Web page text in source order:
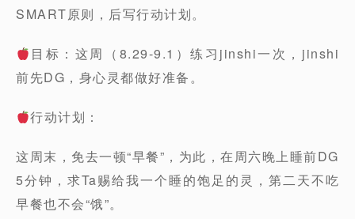
SMART原则，后写行动计划。
目标：这周（8.29-9.1）练习jinshi一次，jinshi
前先DG，身心灵都做好准备。
行动计划：
这周末，免去一顿“早餐”，为此，在周六晚上睡前DG
5分钟，求Ta赐给我一个睡的饱足的灵，第二天不吃
早餐也不会“饿”。